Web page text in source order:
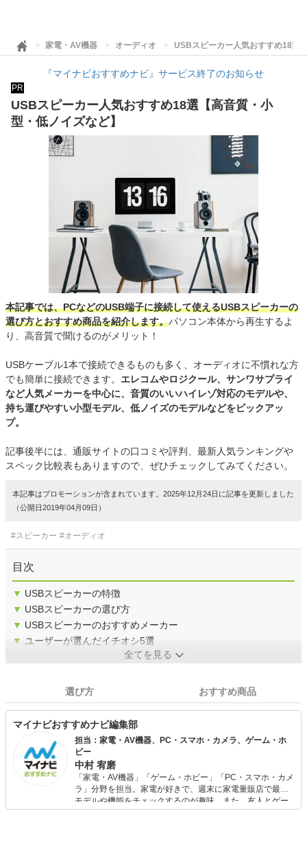
家電・AV機器 オーディオ USBスピーカー人気おすすめ18選
『マイナビおすすめナビ』サービス終了のお知らせ
PR
USBスピーカー人気おすすめ18選【高音質・小
型・低ノイズなど】
本記事では、PCなどのUSB端子に接続して使えるUSBスピーカーの
選び方とおすすめ商品を紹介します。パソコン本体から再生するよ
り、高音質で聞けるのがメリット！
USBケーブル1本で接続できるものも多く、オーディオに不慣れな方
でも簡単に接続できます。 エレコムやロジクール、サンワサプライ
など人気メーカーを中心に、音質のいいハイレゾ対応のモデルや、
持ち運びやすい小型モデル、低ノイズのモデルなどをピックアッ
プ。
記事後半には、通販サイトの口コミや評判、最新人気ランキングや
スペック比較表もありますので、ぜひチェックしてみてください。
本記事はプロモーションが含まれています。2025年12月24日に記事を更新しました
（公開日2019年04月09日）
#スピーカー #オーディオ
目次
▼ USBスピーカーの特徴
▼ USBスピーカーの選び方
▼ USBスピーカーのおすすめメーカー
▼ ユーザーが選んだイチオシ5選
全てを見る
選び方 おすすめ商品
マイナビおすすめナビ編集部
担当：家電・AV機器、PC・スマホ・カメラ、ゲーム・ホ
ビー
中村 宥磨
「家電・AV機器」「ゲーム・ホビー」「PC・スマホ・カメ
ラ」分野を担当。家電が好きで、週末に家電量販店で最新
モデルや機能をチェックするのが趣味。また、友人とゲー
ムを楽しみながら、新作タイトルやイベント情報もいち早